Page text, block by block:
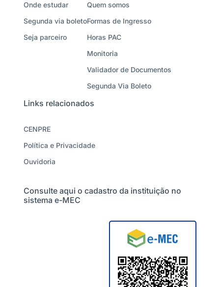
Onde estudar
Segunda via boleto
Seja parceiro
Quem somos
Formas de Ingresso
Horas PAC
Monitoria
Validador de Documentos
Segunda Via Boleto
Links relacionados
CENPRE
Política e Privacidade
Ouvidoria
Consulte aqui o cadastro da instituição no
sistema e-MEC